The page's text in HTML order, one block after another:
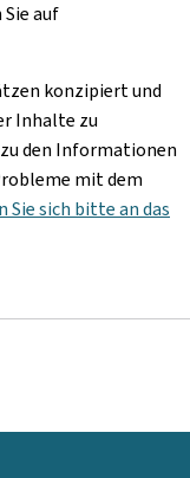
auf
konzipiert und
Inhalte zu
den Informationen
mit dem
Sie sich bitte an das